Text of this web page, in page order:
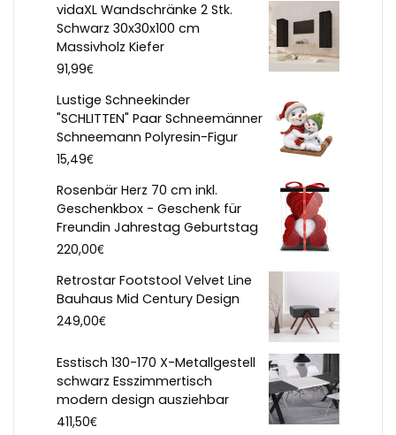
vidaXL Wandschränke 2 Stk.
Schwarz 30x30x100 cm
Massivholz Kiefer
91,99€
Lustige Schneekinder
"SCHLITTEN" Paar Schneemänner
Schneemann Polyresin-Figur
15,49€
Rosenbär Herz 70 cm inkl.
Geschenkbox - Geschenk für
Freundin Jahrestag Geburtstag
220,00€
Retrostar Footstool Velvet Line
Bauhaus Mid Century Design
249,00€
Esstisch 130-170 X-Metallgestell
schwarz Esszimmertisch
modern design ausziehbar
411,50€